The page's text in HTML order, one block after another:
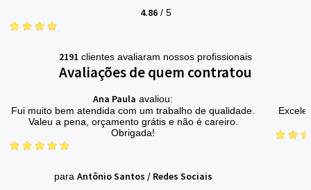
4.86/ 5
2191 clientes avaliaram nossos profissionais
Avaliações de quem contratou
Ana Paula avaliou:
Fui muito bem atendida com um trabalho de qualidade.
Valeu a pena, orçamento grátis e não é careiro.
Obrigada!
para Antônio Santos / Redes Sociais